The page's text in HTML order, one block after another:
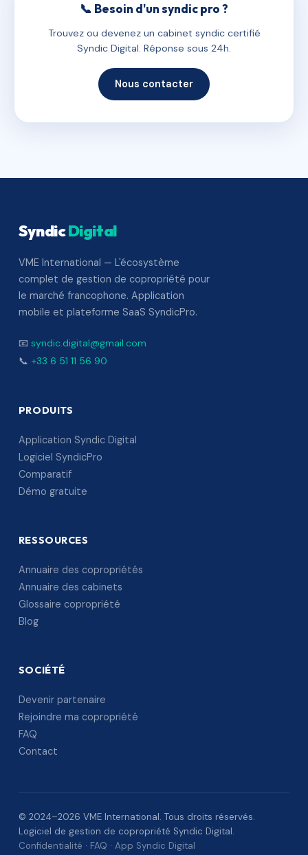
📞 Besoin d'un syndic pro ?
Trouvez ou devenez un cabinet syndic certifié
Syndic Digital. Réponse sous 24h.
Nous contacter
SyndicDigital
VME International — L'écosystème
complet de gestion de copropriété pour
le marché francophone. Application
mobile et plateforme SaaS SyndicPro.
📧 syndic.digital@gmail.com
📞 +33 6 51 11 56 90
PRODUITS
Application Syndic Digital
Logiciel SyndicPro
Comparatif
Démo gratuite
RESSOURCES
Annuaire des copropriétés
Annuaire des cabinets
Glossaire copropriété
Blog
SOCIÉTÉ
Devenir partenaire
Rejoindre ma copropriété
FAQ
Contact
© 2024–2026 VME International. Tous droits réservés.
Logiciel de gestion de copropriété Syndic Digital.
Confidentialité · FAQ · App Syndic Digital